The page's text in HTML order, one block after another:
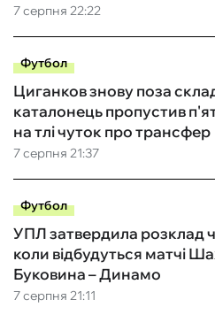
7 серпня 22:22
Футбол
7 серпня 21:37
Циганков знову поза
каталонець пропустив
на тлі чуток про трансфер
Футбол
7 серпня 21:11
УПЛ затвердила розклад
коли відбудуться матчі
Буковина – Динамо